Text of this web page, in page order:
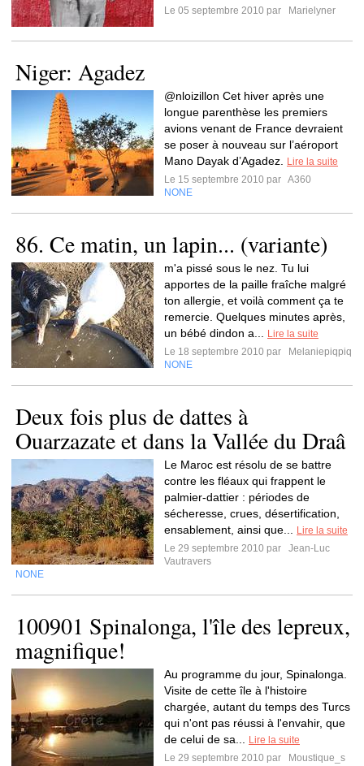
Le 05 septembre 2010 par Marielyner
Niger: Agadez
@nloizillon Cet hiver après une
longue parenthèse les premiers
avions venant de France devraient
se poser à nouveau sur l’aéroport
Mano Dayak d’Agadez.
Lire la suite
Le 15 septembre 2010 par A360
NONE
86. Ce matin, un lapin... (variante)
m'a pissé sous le nez. Tu lui
apportes de la paille fraîche malgré
ton allergie, et voilà comment ça te
remercie. Quelques minutes après,
un bébé dindon a...
Lire la suite
Le 18 septembre 2010 par
Melaniepiqpiq
NONE
Deux fois plus de dattes à
Ouarzazate et dans la Vallée du Draâ
Le Maroc est résolu de se battre
contre les fléaux qui frappent le
palmier-dattier : périodes de
sécheresse, crues, désertification,
ensablement, ainsi que...
Lire la suite
Le 29 septembre 2010 par
Jean-Luc
Vautravers
NONE
100901 Spinalonga, l'île des lepreux,
magnifique!
Au programme du jour, Spinalonga.
Visite de cette île à l'histoire
chargée, autant du temps des Turcs
qui n'ont pas réussi à l'envahir, que
de celui de sa...
Lire la suite
Le 29 septembre 2010 par
Moustique_s